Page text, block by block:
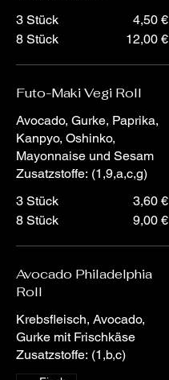
3 Stück
4,50 €
8 Stück
12,00 €
Futo-Maki Vegi Roll
Avocado, Gurke, Paprika,
Kanpyo, Oshinko,
Mayonnaise und Sesam
Zusatzstoffe: (1,9,a,c,g)
3 Stück
3,60 €
8 Stück
9,00 €
Avocado Philadelphia
Roll
Krebsfleisch, Avocado,
Gurke mit Frischkäse
Zusatzstoffe: (1,b,c)